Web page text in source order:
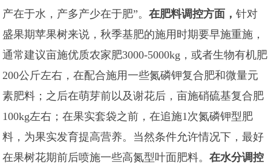
产在于水，产多产少在于肥”。在肥料调控方面，针对
盛果期苹果树来说，秋季基肥的施用时期要早施重施，
通常建议亩施优质农家肥3000-5000kg，或者生物有机肥
200公斤左右，在配合施用一些氮磷钾复合肥和微量元
素肥料；之后在萌芽前以及谢花后，亩施硝硫基复合肥
100kg左右；在果实套袋之前，在追施1次氮磷钾型肥
料，为果实发育提高营养。当然条件允许情况下，最好
在果树花期前后喷施一些高氮型叶面肥料。在水分调控